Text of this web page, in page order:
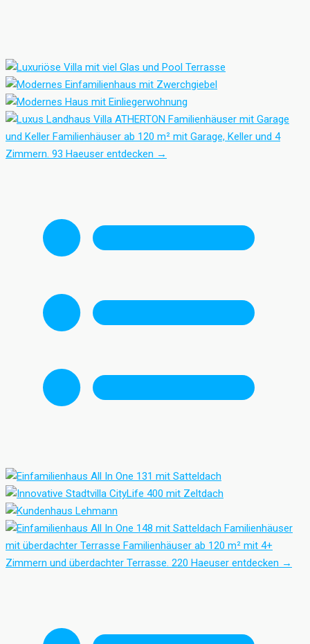
Familienhäuser mit Garage
und Keller Familienhäuser ab 120 m² mit Garage, Keller und 4
Zimmern. 93 Haeuser entdecken →
Familienhäuser
mit überdachter Terrasse Familienhäuser ab 120 m² mit 4+
Zimmern und überdachter Terrasse. 220 Haeuser entdecken →